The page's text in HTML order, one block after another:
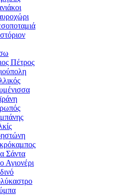
Πέτρος
Σάντα
Αγιονέρι